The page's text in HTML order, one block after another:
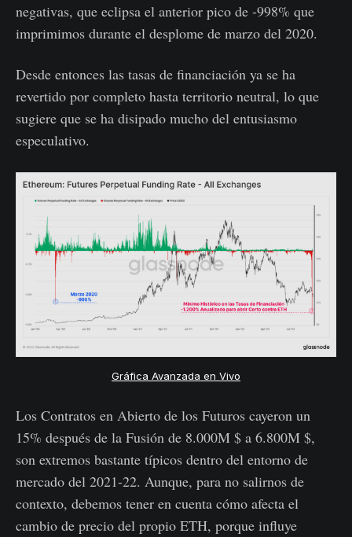
negativas, que eclipsa el anterior pico de -998% que
imprimimos durante el desplome de marzo del 2020.
Desde entonces las tasas de financiación ya se ha
revertido por completo hasta territorio neutral, lo que
sugiere que se ha disipado mucho del entusiasmo
especulativo.
Gráfica Avanzada en Vivo
Los Contratos en Abierto de los Futuros cayeron un
15% después de la Fusión de 8.000M $ a 6.800M $,
son extremos bastante típicos dentro del entorno de
mercado del 2021-22. Aunque, para no salirnos de
contexto, debemos tener en cuenta cómo afecta el
cambio de precio del propio ETH, porque influye